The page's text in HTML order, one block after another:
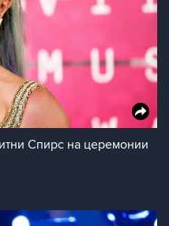
Спирс на церемонии